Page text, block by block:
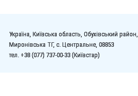
Україна, Київська область, Обухівський район,
Миронівська ТГ, с. Центральне, 08853
тел. +38 (077) 737-00-33 (Київстар)